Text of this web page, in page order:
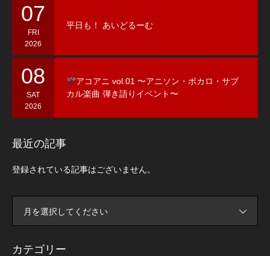
07
FRI
2026
平日も！ あいどるーむ
08
SAT
2026
アコアニ vol.01 〜アニソン・ボカロ・サブ
カル楽曲 弾き語りイベント〜
最近の記事
登録されている記事はございません。
月を選択してください
カテゴリー